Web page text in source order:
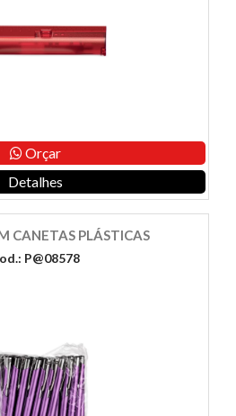
Orçar
Detalhes
CANETAS PLÁSTICAS
P@08578